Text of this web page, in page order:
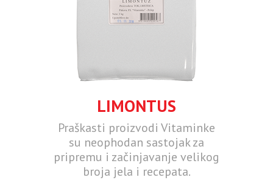
LIMONTUS
Praškasti proizvodi Vitaminke
su neophodan sastojak za
pripremu i začinjavanje velikog
broja jela i recepata.